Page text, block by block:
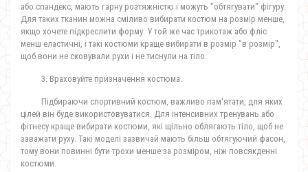
або спандекс, мають гарну розтяжністю і можуть "обтягувати" фігуру.
Для таких тканин можна сміливо вибирати костюм на розмір менше,
якщо хочете підкреслити форму. У той же час трикотаж або фліс
менш еластичні, і такі костюми краще вибирати в розмір "в розмір",
щоб вони не сковували рухи і не тиснули на тіло.
3. Враховуйте призначення костюма.
Підбираючи спортивний костюм, важливо пам'ятати, для яких
цілей він буде використовуватися. Для інтенсивних тренувань або
фітнесу краще вибирати костюми, які щільно облягають тіло, щоб не
заважати руху. Такі моделі зазвичай мають більш обтягуючий фасон,
тому вони повинні бути трохи менше за розміром, ніж повсякденні
костюми.